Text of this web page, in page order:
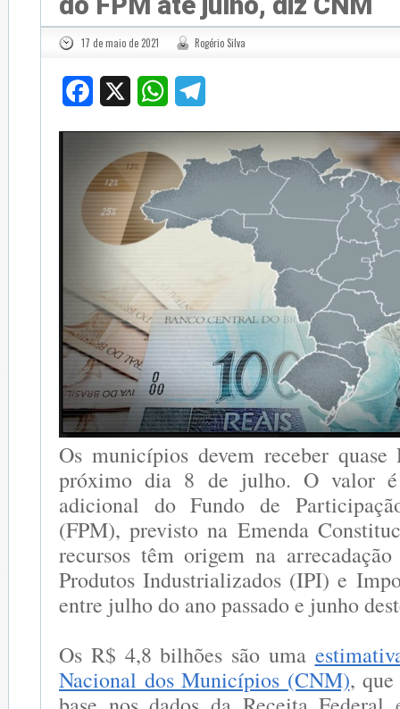
17 de maio de 2021 Rogério Silva
Facebook WhatsApp
Os municípios devem receber
próximo dia 8 de julho. O valor
adicional do Fundo de
(FPM), previsto na Emenda
recursos têm origem na
Produtos Industrializados (IPI) e
entre julho do ano passado e junho
Os R$ 4,8 bilhões são uma
Nacional dos Municípios (CNM),